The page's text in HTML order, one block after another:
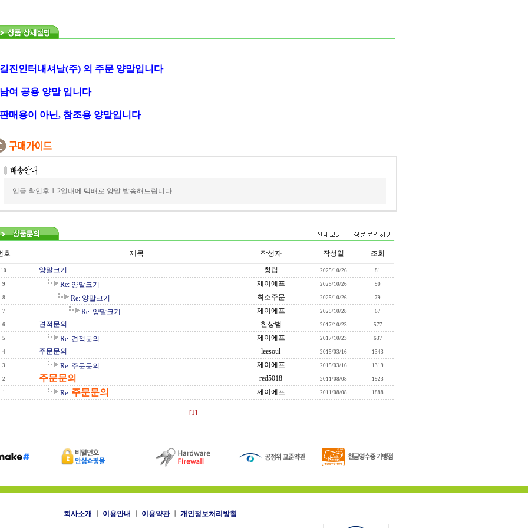
진인터내셔날(주) 의 주문 양말입니다
여 공용 양말 입니다
매용이 아닌, 참조용 양말입니다
입금 확인후 1-2일내에 택배로 양말 발송해드립니다
호 제목 작성자 작성일 조회
10 양말크기 창립 2025/10/26 81
9 Re: 양말크기 제이에프 2025/10/26 90
8 Re: 양말크기 최소주문 2025/10/26 79
7 Re: 양말크기 제이에프 2025/10/28 67
6 견적문의 한상범 2017/10/23 577
5 Re: 견적문의 제이에프 2017/10/23 637
4 주문문의 leesoul 2015/03/16 1343
3 Re: 주문문의 제이에프 2015/03/16 1319
2 주문문의 red5018 2011/08/08 1923
1 Re: 주문문의 제이에프 2011/08/08 1888
[1]
회사소개 이용안내 이용약관ㅣ 개인정보처리방침